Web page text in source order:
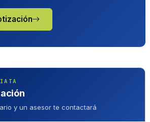
y un asesor te contactará